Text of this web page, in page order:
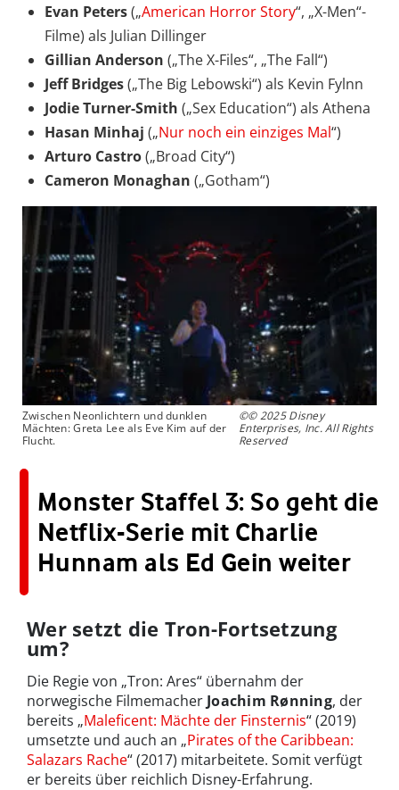
Evan Peters(„American Horror Story“, „X-Men“-
Filme) als Julian Dillinger
Gillian Anderson („The X-Files“, „The Fall“)
Jeff Bridges(„The Big Lebowski“) als Kevin Fylnn
Jodie Turner-Smith („Sex Education“) als Athena
Hasan Minhaj („Nur noch ein einziges Mal“)
Arturo Castro(„Broad City“)
Cameron Monaghan („Gotham“)
Zwischen Neonlichtern und dunklen
Mächten: Greta Lee als Eve Kim auf der
Flucht.
©© 2025 Disney
Enterprises, Inc. All Rights
Reserved
Monster Staffel 3: So geht die
Netflix-Serie mit Charlie
Hunnam als Ed Gein weiter
Wer setzt die Tron-Fortsetzung
um?
Die Regie von „Tron: Ares“ übernahm der
norwegische Filmemacher Joachim Rønning, der
bereits „Maleficent: Mächte der Finsternis“ (2019)
umsetzte und auch an „Pirates of the Caribbean:
Salazars Rache“ (2017) mitarbeitete. Somit verfügt
er bereits über reichlich Disney-Erfahrung.